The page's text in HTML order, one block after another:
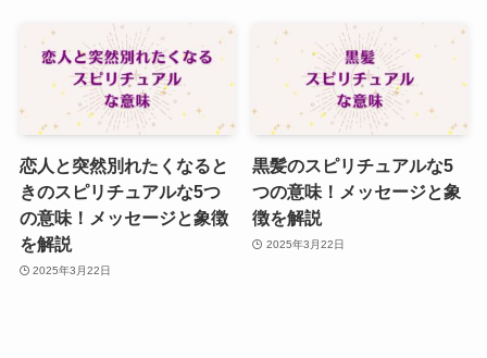
恋人と突然別れたくなると
きのスピリチュアルな5つ
の意味！メッセージと象徴
を解説
2025年3月22日
黒髪のスピリチュアルな5
つの意味！メッセージと象
徴を解説
2025年3月22日